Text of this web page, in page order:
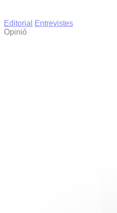
Editorial
Entrevistes
Opinió